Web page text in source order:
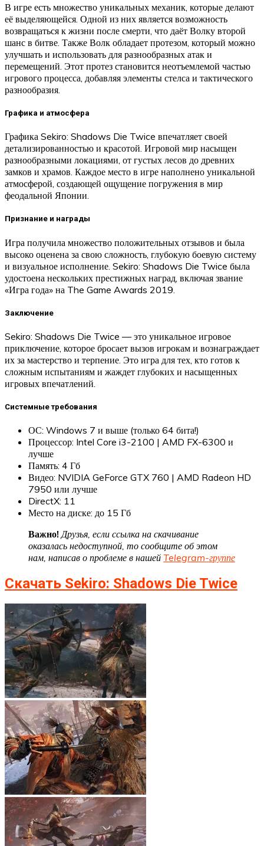
В игре есть множество уникальных механик, которые делают
её выделяющейся. Одной из них является возможность
возвращаться к жизни после смерти, что даёт Волку второй
шанс в битве. Также Волк обладает протезом, который можно
улучшать и использовать для разнообразных атак и
перемещений. Этот протез становится неотъемлемой частью
игрового процесса, добавляя элементы стелса и тактического
разнообразия.
Графика и атмосфера
Графика Sekiro: Shadows Die Twice впечатляет своей
детализированностью и красотой. Игровой мир насыщен
разнообразными локациями, от густых лесов до древних
замков и храмов. Каждое место в игре наполнено уникальной
атмосферой, создающей ощущение погружения в мир
феодальной Японии.
Признание и награды
Игра получила множество положительных отзывов и была
высоко оценена за свою сложность, глубокую боевую систему
и визуальное исполнение. Sekiro: Shadows Die Twice была
удостоена нескольких престижных наград, включая звание
«Игра года» на The Game Awards 2019.
Заключение
Sekiro: Shadows Die Twice — это уникальное игровое
приключение, которое бросает вызов игрокам и вознаграждает
их за мастерство и терпение. Это игра для тех, кто готов к
сложным испытаниям и жаждет глубоких и насыщенных
игровых впечатлений.
Системные требования
ОС: Windows 7 и выше (только 64 бита!)
Процессор: Intel Core i3-2100 | AMD FX-6300 и
лучше
Память: 4 Гб
Видео: NVIDIA GeForce GTX 760 | AMD Radeon HD
7950 или лучше
DirectX: 11
Место на диске: до 15 Гб
Важно!Друзья, если ссылка на скачивание
оказалась недоступной, то сообщите об этом
нам, написав о проблеме в нашей Telegram-группе
Скачать Sekiro: Shadows Die Twice